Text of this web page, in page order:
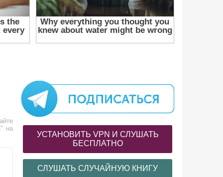
на
УСТАНОВИТЬ VPN И СЛУШАТЬ
БЕСПЛАТНО
СЛУШАТЬ СЛУЧАЙНУЮ КНИГУ